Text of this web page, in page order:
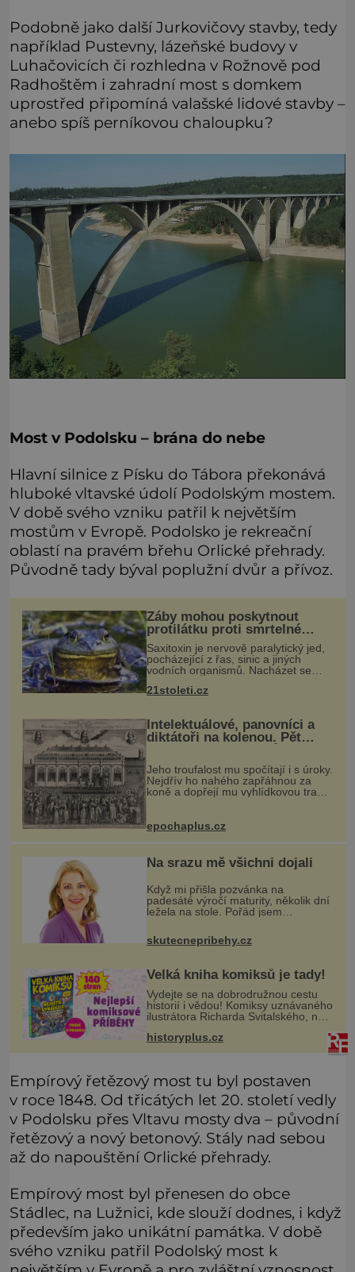
Podobně jako další Jurkovičovy stavby, tedy
například Pustevny, lázeňské budovy v
Luhačovicích či rozhledna v Rožnově pod
Radhoštěm i zahradní most s domkem
uprostřed připomíná valašské lidové stavby –
anebo spíš perníkovou chaloupku?
Most v Podolsku – brána do nebe
Hlavní silnice z Písku do Tábora překonává
hluboké vltavské údolí Podolským mostem.
V době svého vzniku patřil k největším
mostům v Evropě. Podolsko je rekreační
oblastí na pravém břehu Orlické přehrady.
Původně tady býval poplužní dvůr a přívoz.
Žáby mohou poskytnout
protilátku proti smrtelné
otravě měkkýši
Saxitoxin je nervově paralytický jed,
pocházející z řas, sinic a jiných
vodních organismů. Nacházet se
mlžích, jako jsou ústřice nebo slávky.
21stoleti.cz
Intelektuálové, panovníci a
diktátoři na kolenou. Pět
popravou
Jeho troufalost mu spočítají i s úroky.
Nejdřív ho nahého zapřáhnou za
koně a dopřejí mu vyhlídkovou trasu
předtím, než ztratí věd
epochaplus.cz
Na srazu mě všichni dojali
Když mi přišla pozvánka na
padesáté výročí maturity, několik dní
ležela na stole. Pořád jsem
Se spolužáky jsme se moc
nescházeli. Nebyl čas a hlavně nikdo
skutecnepribehy.cz
Velká kniha komiksů je tady!
Vydejte se na dobrodružnou cestu
historií i vědou! Komiksy uznávaného
ilustrátora Richarda Svitalského, na
čtenářů, se vracejí v jediné velké
historyplus.cz
Empírový řetězový most tu byl postaven
v roce 1848. Od třicátých let 20. století vedly
v Podolsku přes Vltavu mosty dva – původní
řetězový a nový betonový. Stály nad sebou
až do napouštění Orlické přehrady.
Empírový most byl přenesen do obce
Stádlec, na Lužnici, kde slouží dodnes, i když
především jako unikátní památka. V době
svého vzniku patřil Podolský most k